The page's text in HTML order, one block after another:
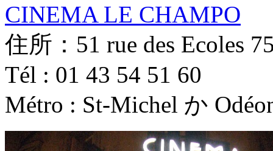
CINEMA LE CHAMPO
住所：51 rue des Ecoles
Tél : 01 43 54 51 60
Métro : St-Michel か